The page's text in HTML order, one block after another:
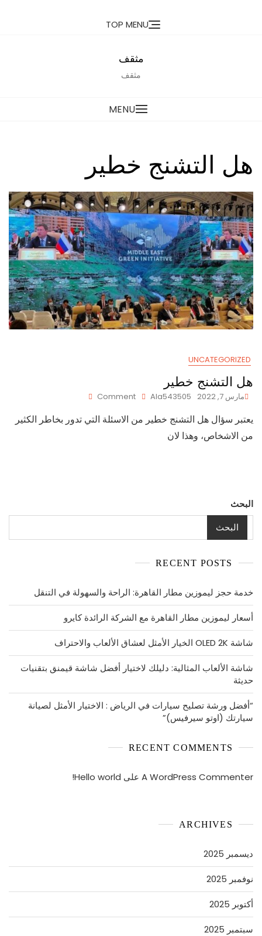
TOP MENU
مثقف
مثقف
MENU
هل التشنج خطير
UNCATEGORIZED
هل التشنج خطير
مارس 7, 2022 Ala543505
Comment
التشنج
يعتبر سؤال هل التشنج خطير من الاسئلة التي تدور بخاطر الكثير
من الاشخاص، وهذا لان
البحث
البحث
RECENT POSTS
خدمة حجز ليموزين مطار القاهرة: الراحة والسهولة في التنقل
أسعار ليموزين مطار القاهرة مع الشركة الرائدة كايرو
شاشة OLED 2K الخيار الأمثل لعشاق الألعاب والاحتراف
شاشة الألعاب المثالية: دليلك لاختيار أفضل شاشة قيمنق بتقنيات
حديثة
“أفضل ورشة تصليح سيارات في الرياض : الاختيار الأمثل لصيانة
سيارتك (اوتو سيرفيس)”
RECENT COMMENTS
A WordPress Commenter على Hello world!
ARCHIVES
ديسمبر 2025
نوفمبر 2025
أكتوبر 2025
سبتمبر 2025